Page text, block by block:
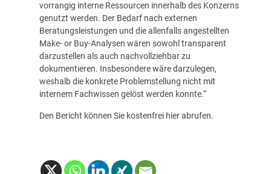
vorrangig interne Ressourcen innerhalb des Konzerns
genutzt werden. Der Bedarf nach externen
Beratungsleistungen und die allenfalls angestellten
Make- or Buy-Analysen wären sowohl transparent
darzustellen als auch nachvollziehbar zu
dokumentieren. Insbesondere wäre darzulegen,
weshalb die konkrete Problemstellung nicht mit
internem Fachwissen gelöst werden konnte.“
Den Bericht können Sie kostenfrei hierabrufen.